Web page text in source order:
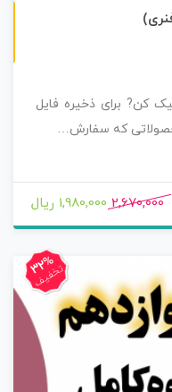
کن? برای ذخیره فایل
که سفارش…
2,670,000 1,980,000 ریال
32%
تخفیف